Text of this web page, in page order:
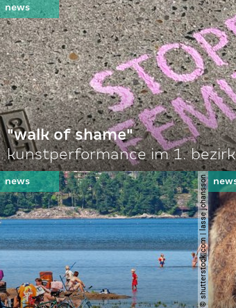
"walk of shame"
kunstperformance im 1. bezirk
© shutterstock.com | lasse johansson